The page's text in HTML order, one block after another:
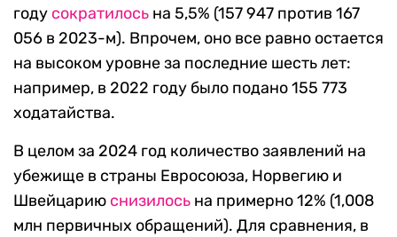
году сократилось на 5,5% (157 947 против 167
056 в 2023-м). Впрочем, оно все равно остается
на высоком уровне за последние шесть лет:
например, в 2022 году было подано 155 773
ходатайства.
В целом за 2024 год количество заявлений на
убежище в страны Евросоюза, Норвегию и
Швейцарию снизилось на примерно 12% (1,008
млн первичных обращений). Для сравнения, в